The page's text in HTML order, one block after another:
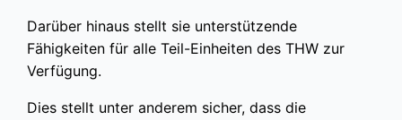
Darüber hinaus stellt sie unterstützende
Fähigkeiten für alle Teil-Einheiten des THW zur
Verfügung.
Dies stellt unter anderem sicher, dass die